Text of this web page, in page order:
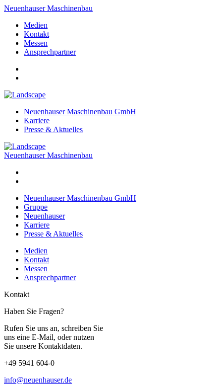
Neuenhauser Maschinenbau
Medien
Kontakt
Messen
Ansprechpartner
Neuenhauser Maschinenbau GmbH
Karriere
Presse & Aktuelles
Neuenhauser Maschinenbau
Neuenhauser Maschinenbau GmbH
Gruppe
Neuenhauser
Karriere
Presse & Aktuelles
Medien
Kontakt
Messen
Ansprechpartner
Kontakt
Haben Sie Fragen?
Rufen Sie uns an, schreiben Sie
uns eine E-Mail, oder nutzen
Sie unsere Kontaktdaten.
+49 5941 604-0
info@neuenhauser.de